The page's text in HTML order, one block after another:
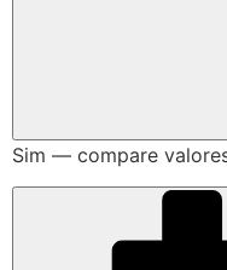
Sim — compare